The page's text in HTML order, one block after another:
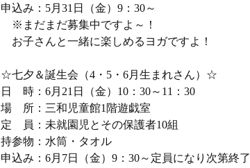
申込み：5月31日（金）9：30～
※まだまだ募集中ですよ～！
お子さんと一緒に楽しめるヨガですよ！
☆七夕＆誕生会（4・5・6月生まれさん）☆
日 時：6月21日（金）10：30～11：30
場 所：三和児童館1階遊戯室
定 員：未就園児とその保護者10組
持参物：水筒・タオル
申込み：6月7日（金）9：30～定員になり次第終了